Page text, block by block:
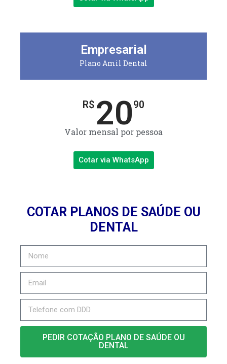
Empresarial
Plano Amil Dental
R$ 2090
Valor mensal por pessoa
Cotar via WhatsApp
COTAR PLANOS DE SAÚDE OU
DENTAL
PEDIR COTAÇÃO PLANO DE SAÚDE OU
DENTAL